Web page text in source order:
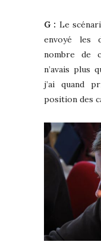
G : Le
envoyé les
nombre de
n’avais plus
j’ai quand
position des